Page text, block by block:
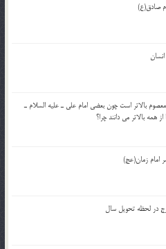
صادق(ع)
مقام و درجه كدام يك از 14 معصوم بالاتر است چون بعضي امام علي ـ عليه السلام ـ
همه بالاتر مي دانند چرا؟
امام زمان(عج)
در لحظه تحویل سال